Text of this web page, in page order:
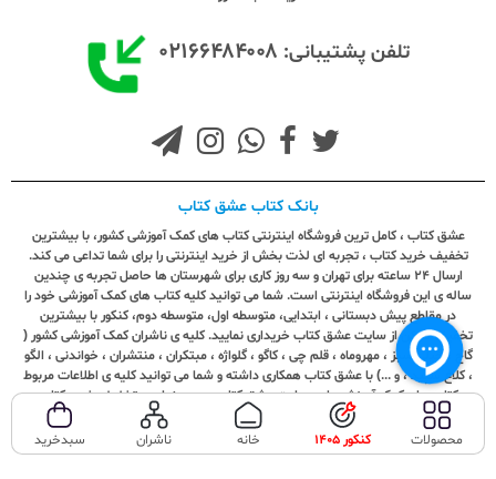
تلفن پشتیبانی: ۰۲۱۶۶۴۸۴۰۰۸
بانک کتاب عشق کتاب
عشق کتاب ، کامل ترین فروشگاه اینترنتی کتاب های کمک آموزشی کشور، با بیشترین
تخفیف خرید کتاب ، تجربه ای لذت بخش از خرید اینترنتی را برای شما تداعی می کند.
ارسال ٢٤ ساعته برای تهران و سه روز کاری برای شهرستان ها حاصل تجربه ی چندین
ساله ی این فروشگاه اینترنتی است. شما می توانید کلیه کتاب های کمک آموزشی خود را
در مقاطع پیش دبستانی ، ابتدایی، متوسطه اول، متوسطه دوم، کنکور با بیشترین
تخفیف ممکن از سایت عشق کتاب خریداری نمایید. کلیه ی ناشران کمک آموزشی کشور (
گاج ، خیلی سبز ، مهروماه ، قلم چی ، کاگو ، گلواژه ، مبتکران ، منتشران ، خواندنی ، الگو
، کلاغ سپید ، و ...) با عشق کتاب همکاری داشته و شما می توانید کلیه ی اطلاعات مربوط
به کتاب های کمک آموزشی را در سایت عشق کتاب بررسی نمایید. تخفیف خرید کتاب در
عشق کتاب زمان ندارد! ما همیشه برای شما پیشنهاد ویژه و تخفیف های متنوع خواهیم
داشت.
محصولات کنکور 1405 خانه ناشران سبدخرید